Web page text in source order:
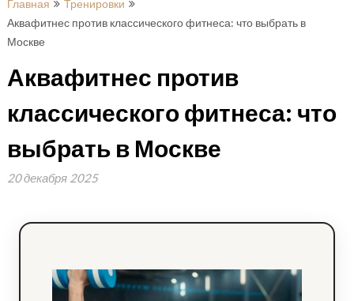
Главная
Тренировки
Аквафитнес против классического фитнеса: что выбрать в
Москве
Аквафитнес против
классического фитнеса: что
выбрать в Москве
20 декабря 2025